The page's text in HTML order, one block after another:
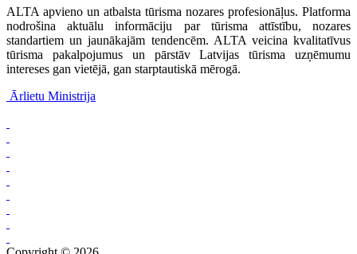
ALTA apvieno un atbalsta tūrisma nozares profesionāļus. Platforma
nodrošina aktuālu informāciju par tūrisma attīstību, nozares
standartiem un jaunākajām tendencēm. ALTA veicina kvalitatīvus
tūrisma pakalpojumus un pārstāv Latvijas tūrisma uzņēmumu
intereses gan vietējā, gan starptautiskā mērogā.
Ārlietu Ministrija